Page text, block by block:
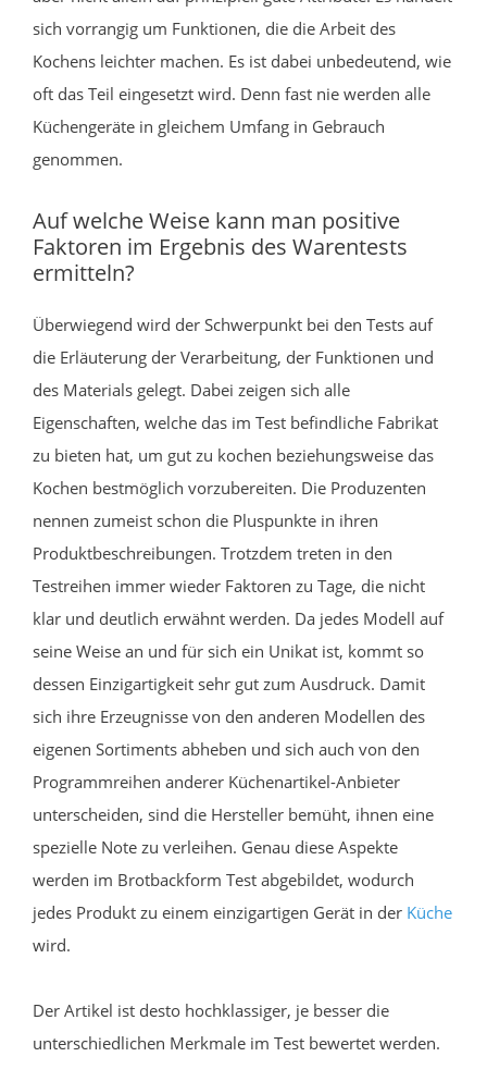
sich vorrangig um Funktionen, die die Arbeit des
Kochens leichter machen. Es ist dabei unbedeutend, wie
oft das Teil eingesetzt wird. Denn fast nie werden alle
Küchengeräte in gleichem Umfang in Gebrauch
genommen.
Auf welche Weise kann man positive
Faktoren im Ergebnis des Warentests
ermitteln?
Überwiegend wird der Schwerpunkt bei den Tests auf
die Erläuterung der Verarbeitung, der Funktionen und
des Materials gelegt. Dabei zeigen sich alle
Eigenschaften, welche das im Test befindliche Fabrikat
zu bieten hat, um gut zu kochen beziehungsweise das
Kochen bestmöglich vorzubereiten. Die Produzenten
nennen zumeist schon die Pluspunkte in ihren
Produktbeschreibungen. Trotzdem treten in den
Testreihen immer wieder Faktoren zu Tage, die nicht
klar und deutlich erwähnt werden. Da jedes Modell auf
seine Weise an und für sich ein Unikat ist, kommt so
dessen Einzigartigkeit sehr gut zum Ausdruck. Damit
sich ihre Erzeugnisse von den anderen Modellen des
eigenen Sortiments abheben und sich auch von den
Programmreihen anderer Küchenartikel-Anbieter
unterscheiden, sind die Hersteller bemüht, ihnen eine
spezielle Note zu verleihen. Genau diese Aspekte
werden im Brotbackform Test abgebildet, wodurch
jedes Produkt zu einem einzigartigen Gerät in der Küche
wird.
Der Artikel ist desto hochklassiger, je besser die
unterschiedlichen Merkmale im Test bewertet werden.